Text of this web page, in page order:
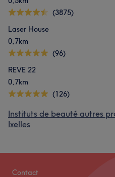
(3875)
Laser House
0,7km
(96)
REVE 22
0,7km
(126)
Instituts de beauté autres
Ixelles
Contact